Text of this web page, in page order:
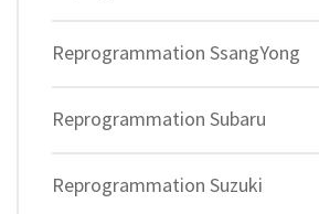
Reprogrammation SsangYong
Reprogrammation Subaru
Reprogrammation Suzuki